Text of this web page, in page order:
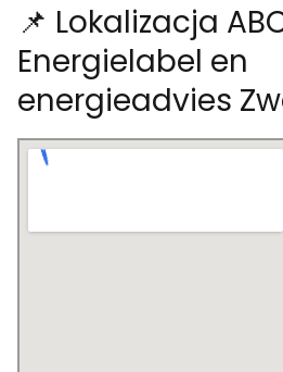
📌 Lokalizacja
Energielabel en
energieadvies